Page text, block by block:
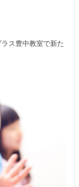
ス豊中教室で新た